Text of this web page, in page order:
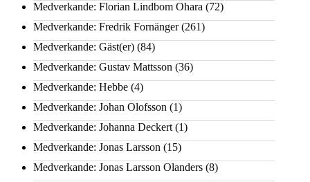
Medverkande: Florian Lindbom Ohara (72)
Medverkande: Fredrik Fornänger(261)
Medverkande: Gäst(er) (84)
Medverkande: Gustav Mattsson (36)
Medverkande: Hebbe (4)
Medverkande: Johan Olofsson (1)
Medverkande: Johanna Deckert (1)
Medverkande: Jonas Larsson (15)
Medverkande: Jonas Larsson Olanders (8)